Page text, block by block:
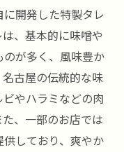
開発した特製タレ
、基本的に味噌や
が多く、風味豊か
古屋の伝統的な味
やハラミなどの肉
、一部のお店では
しており、爽やか